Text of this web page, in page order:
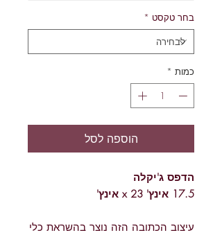
בחר טקסט *
כמות *
הוספה לסל
הדפס ג'יקלה
17.5 אינץ' x 23 אינץ'
עיצוב הכתובה הזה נוצר בהשראת כלי